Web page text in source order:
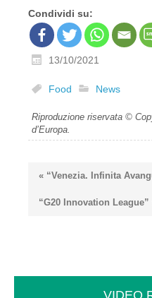
Condividi su:
13/10/2021
Food News
Riproduzione riservata ©
d’Europa.
« “Venezia. Infinita
“G20 Innovation
VIDEO